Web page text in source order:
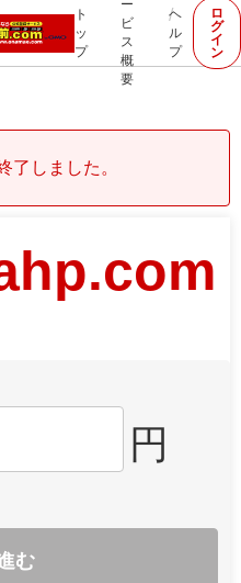
ト
ッ
プ
ー
ビ
ス
概
要
ヘ
ル
プ
ロ
グ
イ
ン
了しました。
円
む